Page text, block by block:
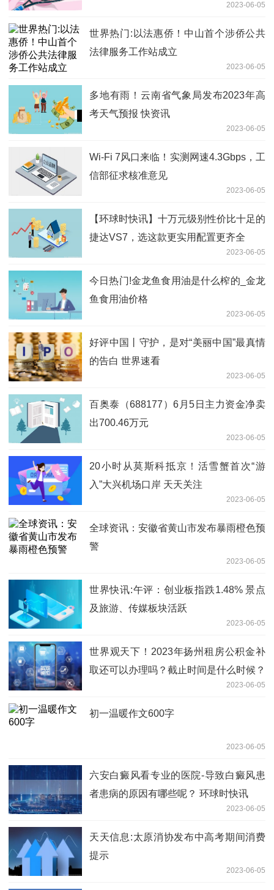
2023-06-05
世界热门:以法惠侨！中山首个涉侨公共
法律服务工作站成立
2023-06-05
多地有雨！云南省气象局发布2023年高
考天气预报 快资讯
2023-06-05
Wi-Fi 7风口来临！实测网速4.3Gbps，工
信部征求核准意见
2023-06-05
【环球时快讯】十万元级别性价比十足的
捷达VS7，选这款更实用配置更齐全
2023-06-05
今日热门!金龙鱼食用油是什么榨的_金龙
鱼食用油价格
2023-06-05
好评中国丨守护，是对“美丽中国”最真情
的告白 世界速看
2023-06-05
百奥泰（688177）6月5日主力资金净卖
出700.46万元
2023-06-05
20小时从莫斯科抵京！活雪蟹首次“游
入”大兴机场口岸 天天关注
2023-06-05
全球资讯：安徽省黄山市发布暴雨橙色预
警
2023-06-05
世界快讯:午评：创业板指跌1.48% 景点
及旅游、传媒板块活跃
2023-06-05
世界观天下！2023年扬州租房公积金补
取还可以办理吗？截止时间是什么时候？
2023-06-05
初一温暖作文600字
2023-06-05
六安白癜风看专业的医院-导致白癜风患
者患病的原因有哪些呢？ 环球时快讯
2023-06-05
天天信息:太原消协发布中高考期间消费
提示
2023-06-05